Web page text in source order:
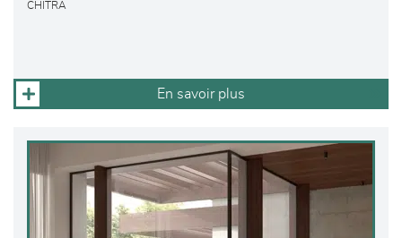
CHITRA
En savoir plus